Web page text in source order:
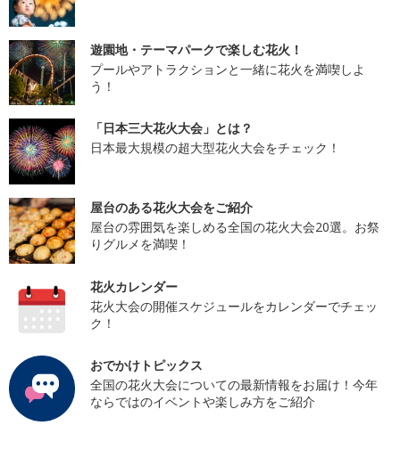
遊園地・テーマパークで楽しむ花火！
プールやアトラクションと一緒に花火を満喫しよ
う！
「日本三大花火大会」とは？
日本最大規模の超大型花火大会をチェック！
屋台のある花火大会をご紹介
屋台の雰囲気を楽しめる全国の花火大会20選。お祭
りグルメを満喫！
花火カレンダー
花火大会の開催スケジュールをカレンダーでチェッ
ク！
おでかけトピックス
全国の花火大会についての最新情報をお届け！今年
ならではのイベントや楽しみ方をご紹介